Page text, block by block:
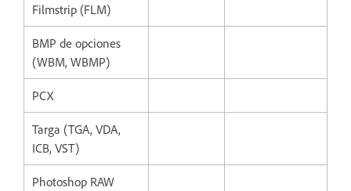
Filmstrip (FLM)
BMP de opciones
(WBM, WBMP)
PCX
Targa (TGA, VDA,
ICB, VST)
Photoshop RAW